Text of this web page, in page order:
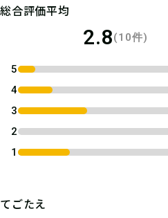
総合評価平均
2.8(10件)
5
4
3
2
1
てごたえ